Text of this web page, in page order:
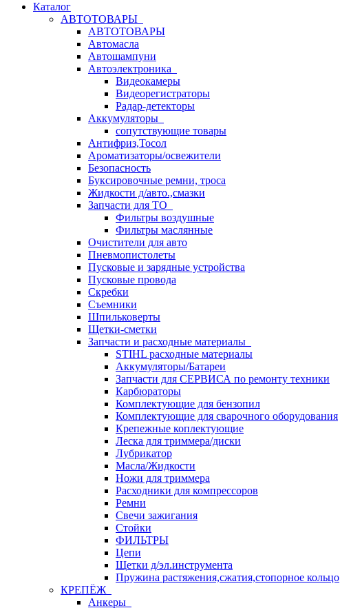
Каталог
АВТОТОВАРЫ
АВТОТОВАРЫ
Автомасла
Автошампуни
Автоэлектроника
Видеокамеры
Видеорегистраторы
Радар-детекторы
Аккумуляторы
сопутствующие товары
Антифриз,Тосол
Ароматизаторы/освежители
Безопасность
Буксировочные ремни, троса
Жидкости д/авто.,смазки
Запчасти для ТО
Фильтры воздушные
Фильтры маслянные
Очистители для авто
Пневмопистолеты
Пусковые и зарядные устройства
Пусковые провода
Скребки
Съемники
Шпильковерты
Щетки-сметки
Запчасти и расходные материалы
STIHL расходные материалы
Аккумуляторы/Батареи
Запчасти для СЕРВИСА по ремонту техники
Карбюраторы
Комплектующие для бензопил
Комплектующие для сварочного оборудования
Крепежные коплектующие
Леска для триммера/диски
Лубрикатор
Масла/Жидкости
Ножи для триммера
Расходники для компрессоров
Ремни
Свечи зажигания
Стойки
ФИЛЬТРЫ
Цепи
Щетки д/эл.инструмента
Пружина растяжения,сжатия,стопорное кольцо
КРЕПЁЖ
Анкеры